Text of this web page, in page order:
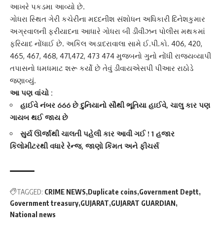
આખરે પકડમા આવ્યો છે.
ગોધરા સ્થિત ગેરી કચેરીના મદદનીશ સંશોધન અધિકારી દિનેશકુમાર
અગ્રવાલની ફરીયાદના આધારે ગોધરા બી ડીવીઝન પોલીસ મથકમાં
ફરિયાદ નોંધાઈ છે. અકિલ અડાદરાવાલા સામે ઈ.પી.કો. 406, 420,
465, 467, 468, 471,472, 473 474 મુજબનો ગુનો નોંધી રાજ્યવ્યાપી
તપાસનો ધમધમાટ શરૂ કર્યો છે તેવું ડીવાયએસપી પીઆર રાઠોડે
જણાવ્યું.
આ પણ વાંચો :
હાઈવે નંબર 666 છે દુનિયાનો સૌથી ભૂતિયા હાઈવે, ચાલુ કાર પણ
ગાયબ થઈ જાય છે
સુર્ય ઊર્જાથી ચાલતી પહેલી કાર આવી ગઈ ! 1 હજાર
કિલોમીટરથી વધારે રેન્જ, જાણો કિંમત અને ફીચર્સ
TAGGED: CRIME NEWS Duplicate coins Government Deptt
Government treasury GUJARAT GUJARAT GUARDIAN
National news